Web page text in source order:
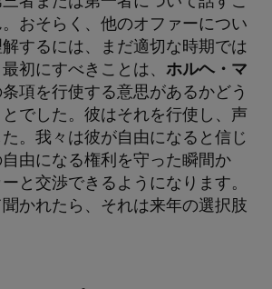
おそらく、他のオファーについ
するには、まだ適切な時期では
初にすべきことは、 ホルヘ・マ
項を行使する意思があるかどう
でした。彼はそれを行使し、声
。我々は彼が自由になると信じ
由になる権利を守った瞬間か
と交渉できるようになります。
かれたら、それは来年の選択肢